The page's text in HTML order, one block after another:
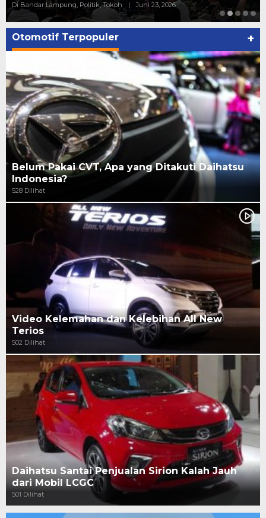
Di Bandar Lampung, Politik, Tokoh | Juni 23, 2026
Otomotif Terpopuler +
Belum Pakai CVT, Apa yang Ditakuti Daihatsu
Indonesia?
528 Dilihat
Video Kelemahan dan Kelebihan All New
Terios
502 Dilihat
Daihatsu Santai Penjualan Sirion Kalah Jauh
dari Mobil LCGC
501 Dilihat